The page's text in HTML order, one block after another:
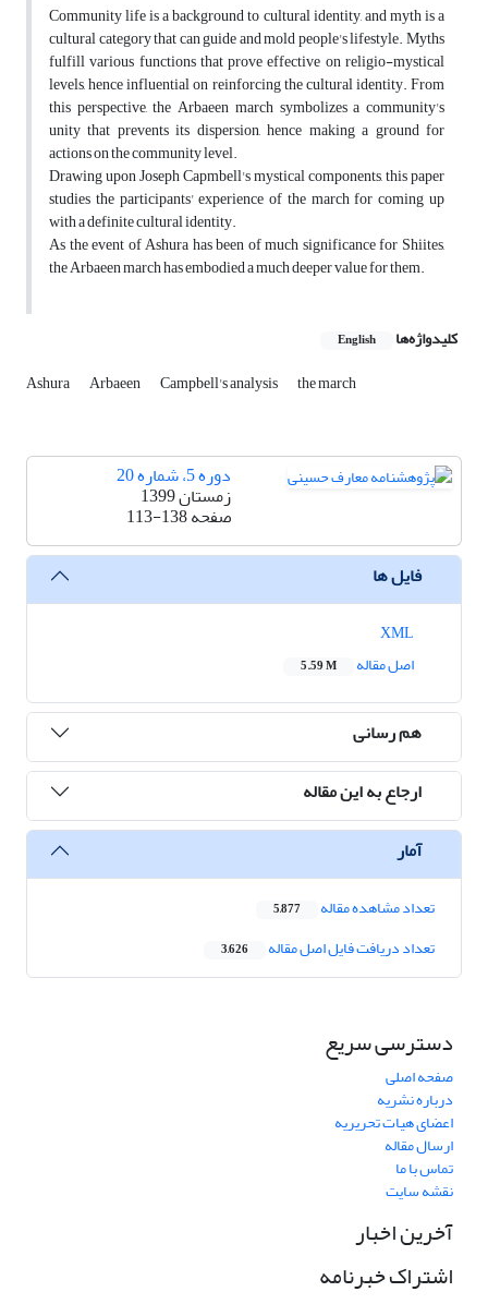
Community life is a background to cultural identity, and myth is a
cultural category that can guide and mold people's lifestyle. Myths
fulfill various functions that prove effective on religio-mystical
levels, hence influential on reinforcing the cultural identity. From
this perspective, the Arbaeen march symbolizes a community's
unity that prevents its dispersion, hence making a ground for
actions on the community level.
Drawing upon Joseph Capmbell's mystical components, this paper
studies the participants' experience of the march for coming up
with a definite cultural identity.
As the event of Ashura has been of much significance for Shiites,
the Arbaeen march has embodied a much deeper value for them.
کلیدواژه‌ها English
Ashura Arbaeen Campbell's analysis the march
دوره 5، شماره 20
زمستان 1399
صفحه113-138
فایل ها
اصل مقاله
5.59 M
هم رسانی
ارجاع به این مقاله
آمار
تعداد مشاهده مقاله 5,877
تعداد دریافت فایل اصل مقاله 3,626
دسترسی سریع
صفحه اصلی
درباره نشریه
اعضای هیات تحریریه
ارسال مقاله
تماس با ما
نقشه سایت
آخرین اخبار
اشتراک خبرنامه